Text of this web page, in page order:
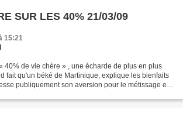
SUR LES 40% 21/03/09
15:21
40% de vie chère » , une écharde de plus en plus
fait qu'un béké de Martinique, explique les bienfaits
publiquement son aversion pour le métissage et